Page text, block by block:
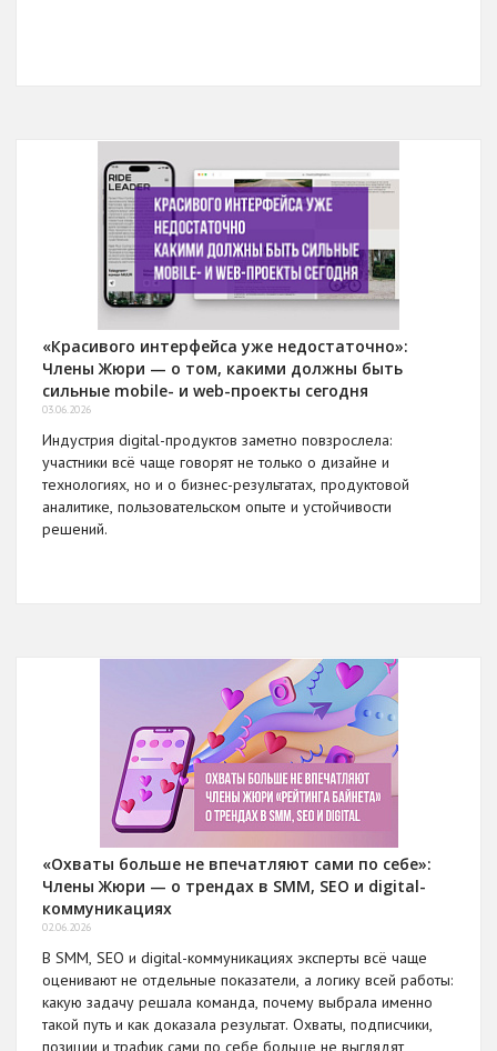
«Красивого интерфейса уже недостаточно»:
Члены Жюри — о том, какими должны быть
сильные mobile- и web-проекты сегодня
03.06.2026
Индустрия digital-продуктов заметно повзрослела:
участники всё чаще говорят не только о дизайне и
технологиях, но и о бизнес-результатах, продуктовой
аналитике, пользовательском опыте и устойчивости
решений.
«Охваты больше не впечатляют сами по себе»:
Члены Жюри — о трендах в SMM, SEO и digital-
коммуникациях
02.06.2026
В SMM, SEO и digital-коммуникациях эксперты всё чаще
оценивают не отдельные показатели, а логику всей работы:
какую задачу решала команда, почему выбрала именно
такой путь и как доказала результат. Охваты, подписчики,
позиции и трафик сами по себе больше не выглядят